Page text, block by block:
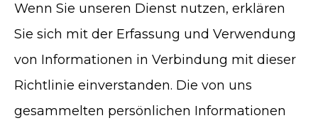
Wenn Sie unseren Dienst nutzen, erklären
Sie sich mit der Erfassung und Verwendung
von Informationen in Verbindung mit dieser
Richtlinie einverstanden. Die von uns
gesammelten persönlichen Informationen